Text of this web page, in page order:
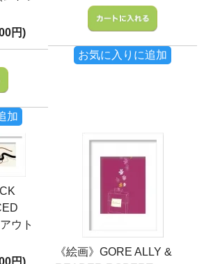
円)
加
お気に入りに追加
ウト
円)
《絵画》GORE ALLY &